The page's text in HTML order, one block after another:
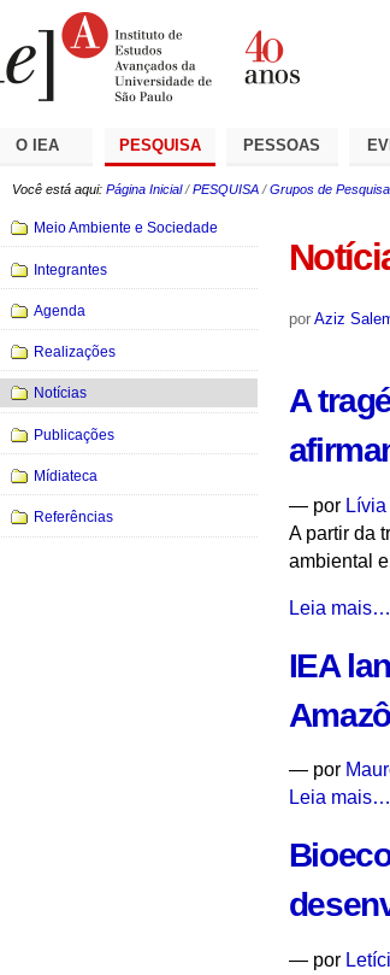
O IEA PESQUISA PESSOAS
Você está aqui: Página Inicial /PESQUISA /Grupos de Pesquisa
por Aziz
A
— por
A partir da
ambiental
A
do
Grande
Sul
já
prevista,
Leia mais…
IEA
— por
IEA
livro
alternativas
para
Leia mais…
— por
Navegação
Meio Ambiente e Sociedade
Integrantes
Agenda
Realizações
Notícias
Publicações
Mídiateca
Referências